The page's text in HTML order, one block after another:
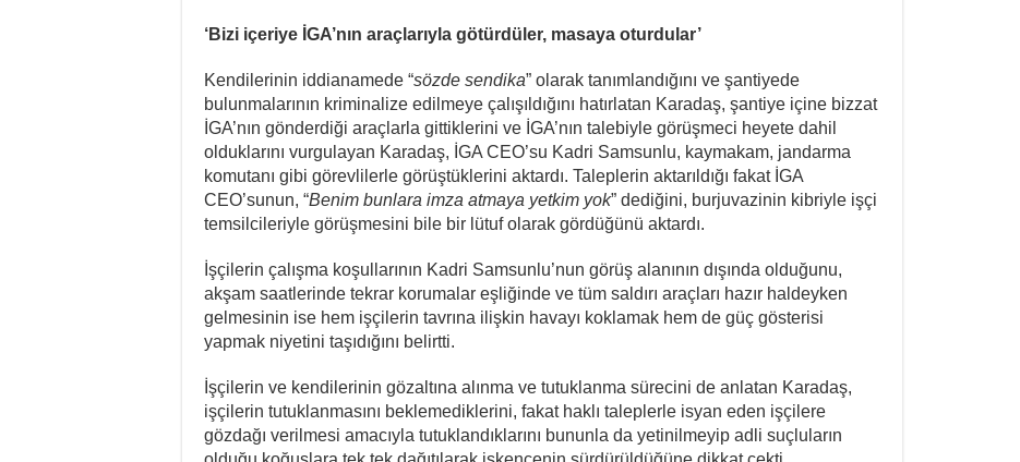
‘Bizi içeriye İGA’nın araçlarıyla götürdüler, masaya oturdular’
Kendilerinin iddianamede “sözde sendika” olarak tanımlandığını ve şantiyede
bulunmalarının kriminalize edilmeye çalışıldığını hatırlatan Karadaş, şantiye içine bizzat
İGA’nın gönderdiği araçlarla gittiklerini ve İGA’nın talebiyle görüşmeci heyete dahil
olduklarını vurgulayan Karadaş, İGA CEO’su Kadri Samsunlu, kaymakam, jandarma
komutanı gibi görevlilerle görüştüklerini aktardı. Taleplerin aktarıldığı fakat İGA
CEO’sunun, “Benim bunlara imza atmaya yetkim yok” dediğini, burjuvazinin kibriyle işçi
temsilcileriyle görüşmesini bile bir lütuf olarak gördüğünü aktardı.
İşçilerin çalışma koşullarının Kadri Samsunlu’nun görüş alanının dışında olduğunu,
akşam saatlerinde tekrar korumalar eşliğinde ve tüm saldırı araçları hazır haldeyken
gelmesinin ise hem işçilerin tavrına ilişkin havayı koklamak hem de güç gösterisi
yapmak niyetini taşıdığını belirtti.
İşçilerin ve kendilerinin gözaltına alınma ve tutuklanma sürecini de anlatan Karadaş,
işçilerin tutuklanmasını beklemediklerini, fakat haklı taleplerle isyan eden işçilere
gözdağı verilmesi amacıyla tutuklandıklarını bununla da yetinilmeyip adli suçluların